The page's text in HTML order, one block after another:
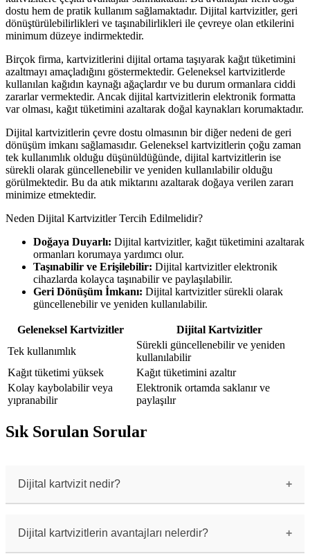
dostu hem de pratik kullanım sağlamaktadır. Dijital kartvizitler, geri
dönüştürülebilirlikleri ve taşınabilirlikleri ile çevreye olan etkilerini
minimum düzeye indirmektedir.
Birçok firma, kartvizitlerini dijital ortama taşıyarak kağıt tüketimini
azaltmayı amaçladığını göstermektedir. Geleneksel kartvizitlerde
kullanılan kağıdın kaynağı ağaçlardır ve bu durum ormanlara ciddi
zararlar vermektedir. Ancak dijital kartvizitlerin elektronik formatta
var olması, kağıt tüketimini azaltarak doğal kaynakları korumaktadır.
Dijital kartvizitlerin çevre dostu olmasının bir diğer nedeni de geri
dönüşüm imkanı sağlamasıdır. Geleneksel kartvizitlerin çoğu zaman
tek kullanımlık olduğu düşünüldüğünde, dijital kartvizitlerin ise
sürekli olarak güncellenebilir ve yeniden kullanılabilir olduğu
görülmektedir. Bu da atık miktarını azaltarak doğaya verilen zararı
minimize etmektedir.
Neden Dijital Kartvizitler Tercih Edilmelidir?
Doğaya Duyarlı: Dijital kartvizitler, kağıt tüketimini azaltarak
ormanları korumaya yardımcı olur.
Taşınabilir ve Erişilebilir: Dijital kartvizitler elektronik
cihazlarda kolayca taşınabilir ve paylaşılabilir.
Geri Dönüşüm İmkanı: Dijital kartvizitler sürekli olarak
güncellenebilir ve yeniden kullanılabilir.
Geleneksel Kartvizitler
Dijital Kartvizitler
Tek kullanımlık
Sürekli güncellenebilir ve yeniden
kullanılabilir
Kağıt tüketimi yüksek
Kağıt tüketimini azaltır
Kolay kaybolabilir veya
yıpranabilir
Elektronik ortamda saklanır ve
paylaşılır
Sık Sorulan Sorular
Dijital kartvizit nedir?
İçerisinde kişisel ve işletme bilgilerini içerir
ve elektronik ortamda paylaşılabilir.
Dijital kartvizitlerin avantajları nelerdir?